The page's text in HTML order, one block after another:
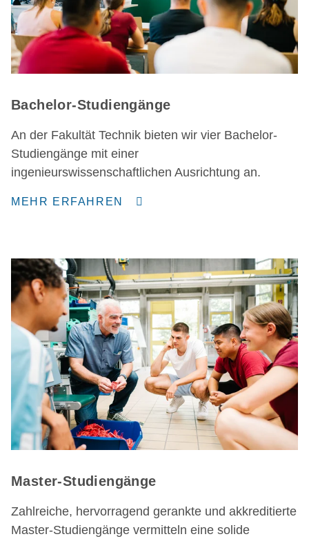
Bachelor-Studiengänge
An der Fakultät Technik bieten wir vier Bachelor-
Studiengänge mit einer
ingenieurswissenschaftlichen Ausrichtung an.
MEHR ERFAHREN
Master-Studiengänge
Zahlreiche, hervorragend gerankte und akkreditierte
Master-Studiengänge vermitteln eine solide